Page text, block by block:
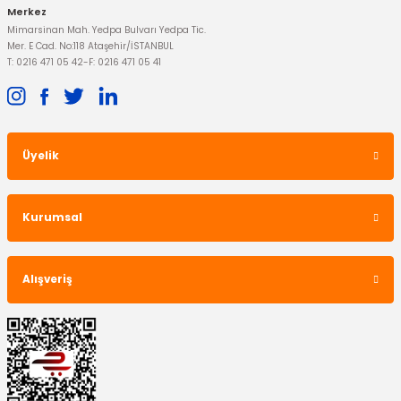
Merkez
Mimarsinan Mah. Yedpa Bulvarı Yedpa Tic.
Mer. E Cad. No:118 Ataşehir/İSTANBUL
T: 0216 471 05 42-F: 0216 471 05 41
Üyelik
Kurumsal
Alışveriş